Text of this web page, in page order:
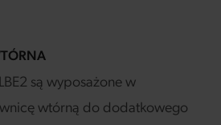
są wyposażone w
wtórną do dodatkowego